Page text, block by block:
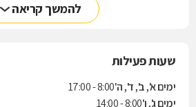
להמשך קריאה
שעות פעילות
ימים א', ב', ד', ה'8:00 - 17:00
ימים ג', ו'8:00 - 14:00